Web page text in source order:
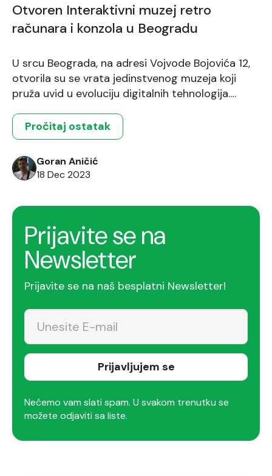
Otvoren Interaktivni muzej retro
računara i konzola u Beogradu
U srcu Beograda, na adresi Vojvode Bojovića 12,
otvorila su se vrata jedinstvenog muzeja koji
pruža uvid u evoluciju digitalnih tehnologija.
video igre, s besplatnim ulazom, poziva sve
ljubitelje tehnologije da zakorače u prošlost i
otkriju kako su se računari i igračke konzole
razvijali kroz decenije. Galaksija – […]
Pročitaj ostatak
Goran Aničić
18 Dec 2023
Prijavite se na
Newsletter
Prijavite se na naš besplatni Newsletter!
Prijavljujem se
Nećemo vam slati spam. U svakom trenutku se
možete odjaviti sa liste.